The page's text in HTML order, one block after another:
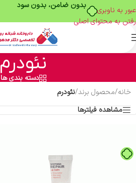
بدون ضامن، بدون سود
عبور به ناوبری
رفتن به محتوای اصلی
نئودرم
دسته بندی ها
خانه/محصول برند/نئودرم
مشاهده فیلترها